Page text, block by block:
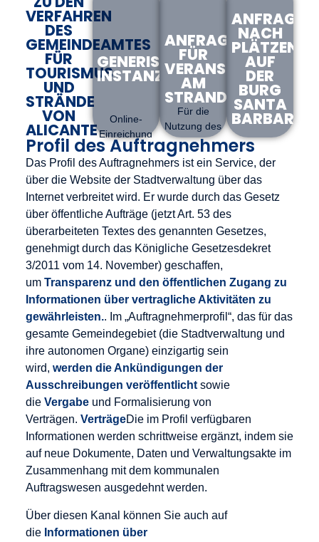
Leitungsgremium
des
Fremdenverkehrs-
und
Strandamtes
der Stadt
Alicante,
das er
verkörpert.
Mehr
lesen
des
Amts für
Tourismus
und
Strände
Alicante.
Mehr
lesen
Tourismus
und
Strände
Alicante.
Mehr
lesen
Tourismus
und
Strände
von
Alicante
mit
öffentlichen
und
privaten
Einrichtungen.
Mehr
für
Tourismus
und
Strände
von
Alicante.
Mehr
VERFAHREN
DES
GEMEINDEAMTES
FÜR
TOURISMUS
UND
STRÄNDE
VON
ALICANTE
GENERISCHE
INSTANZ
Online-
Einreichung
eines
allgemeinen
Antrags beim
städtischen
Amt für
Tourismus
und Strände
von Alicante.
Zugang zur
generischen
Instanz
ANFRAGEN
FÜR
VERANSTALTUNGEN
AM
STRAND
Für die
Nutzung des
öffentlichen
Meeresgrundstücks
Gemeinde
Alicante für
Veranstaltungen
von
allgemeinem
Interesse.
Zugang
zum
Verfahren
ANFRAGE
NACH
PLÄTZEN
AUF
DER
BURG
SANTA
BARBARA
Für die
Überlassung
von Räumen
im Salón
Felipe II und
Armas.
Verfahren
Profil des Auftragnehmers
Das Profil des Auftragnehmers ist ein Service, der
über die Website der Stadtverwaltung über das
Internet verbreitet wird. Er wurde durch das Gesetz
über öffentliche Aufträge (jetzt Art. 53 des
überarbeiteten Textes des genannten Gesetzes,
genehmigt durch das Königliche Gesetzesdekret
3/2011 vom 14. November) geschaffen,
um Transparenz und den öffentlichen Zugang zu
Informationen über vertragliche Aktivitäten zu
gewährleisten.. Im „Auftragnehmerprofil“, das für das
gesamte Gemeindegebiet (die Stadtverwaltung und
ihre autonomen Organe) einzigartig sein
wird, werden die Ankündigungen der
Ausschreibungen veröffentlichtsowie
die Vergabeund Formalisierung von
Verträgen. VerträgeDie im Profil verfügbaren
Informationen werden schrittweise ergänzt, indem sie
auf neue Dokumente, Daten und Verwaltungsakte im
Zusammenhang mit dem kommunalen
Auftragswesen ausgedehnt werden.
Über diesen Kanal können Sie auch auf
dieInformationen über